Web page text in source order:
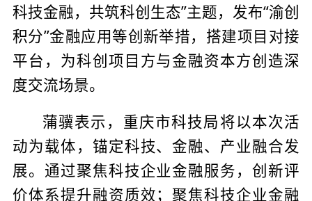
科技金融，共筑科创生态”主题，发布“渝创
积分”金融应用等创新举措，搭建项目对接
平台，为科创项目方与金融资本方创造深
度交流场景。
蒲骥表示，重庆市科技局将以本次活
动为载体，锚定科技、金融、产业融合发
展。通过聚焦科技企业金融服务，创新评
价体系提升融资质效；聚焦科技企业金融